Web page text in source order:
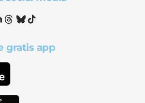
gratis app